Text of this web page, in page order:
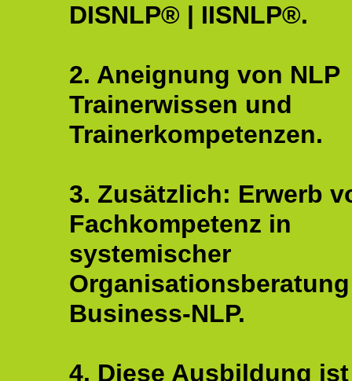
DISNLP® | IISNLP®.
2. Aneignung von NLP
Trainerwissen und
Trainerkompetenzen.
3. Zusätzlich: Erwerb
Fachkompetenz in
systemischer
Business-NLP.
4. Diese Ausbildung